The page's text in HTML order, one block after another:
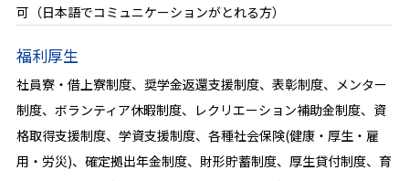
可（日本語でコミュニケーションがとれる方）
福利厚生
社員寮・借上寮制度、奨学金返還支援制度、表彰制度、メンター
制度、ボランティア休暇制度、レクリエーション補助金制度、資
格取得支援制度、学資支援制度、各種社会保険(健康・厚生・雇
用・労災)、確定拠出年金制度、財形貯蓄制度、厚生貸付制度、育